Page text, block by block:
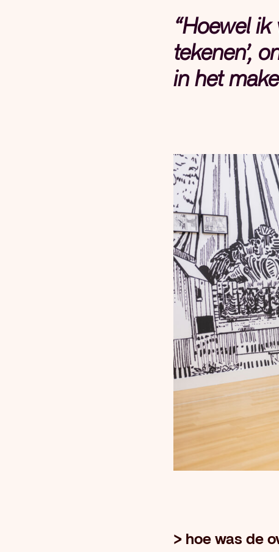
“Hoewel
tekenen’,
in het
> hoe was de